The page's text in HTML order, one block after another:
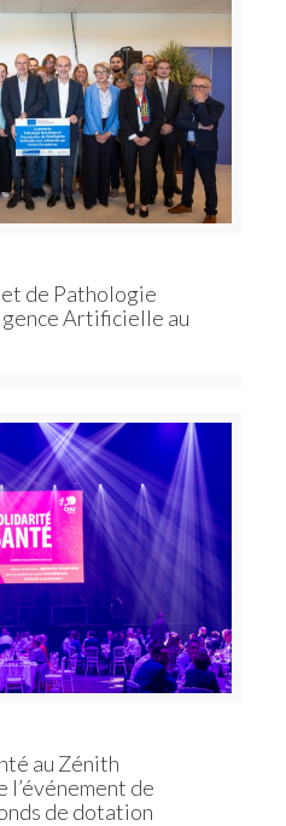
de Pathologie
Artificielle au
au Zénith
l’événement de
de dotation